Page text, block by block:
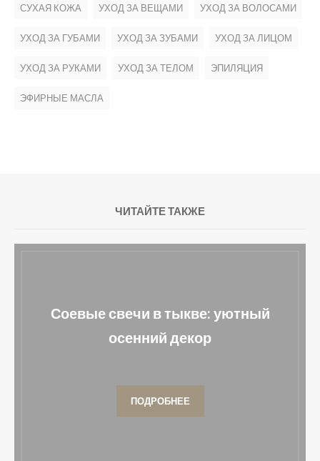
СУХАЯ КОЖА УХОД ЗА ВЕЩАМИ УХОД ЗА ВОЛОСАМИ
УХОД ЗА ГУБАМИ УХОД ЗА ЗУБАМИ УХОД ЗА ЛИЦОМ
УХОД ЗА РУКАМИ УХОД ЗА ТЕЛОМ ЭПИЛЯЦИЯ
ЭФИРНЫЕ МАСЛА
ЧИТАЙТЕ ТАКЖЕ
Соевые свечи в тыкве:
осенний декор
роз: 8